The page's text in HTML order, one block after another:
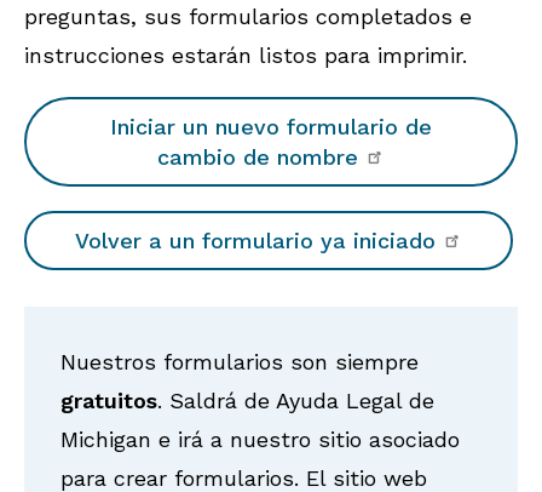
preguntas, sus formularios completados e
instrucciones estarán listos para imprimir.
Iniciar un nuevo formulario de
cambio de nombre
Volver a un formulario ya iniciado
Nuestros formularios son siempre
gratuitos. Saldrá de Ayuda Legal de
Michigan e irá a nuestro sitio asociado
para crear formularios. El sitio web